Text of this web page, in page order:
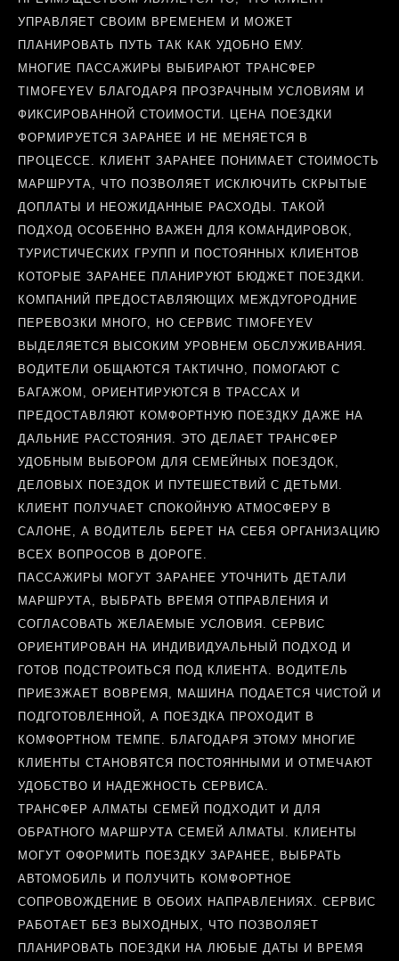
УПРАВЛЯЕТ СВОИМ ВРЕМЕНЕМ И МОЖЕТ
ПЛАНИРОВАТЬ ПУТЬ ТАК КАК УДОБНО ЕМУ.
МНОГИЕ ПАССАЖИРЫ ВЫБИРАЮТ ТРАНСФЕР
TIMOFEYEV БЛАГОДАРЯ ПРОЗРАЧНЫМ УСЛОВИЯМ И
ФИКСИРОВАННОЙ СТОИМОСТИ. ЦЕНА ПОЕЗДКИ
ФОРМИРУЕТСЯ ЗАРАНЕЕ И НЕ МЕНЯЕТСЯ В
ПРОЦЕССЕ. КЛИЕНТ ЗАРАНЕЕ ПОНИМАЕТ СТОИМОСТЬ
МАРШРУТА, ЧТО ПОЗВОЛЯЕТ ИСКЛЮЧИТЬ СКРЫТЫЕ
ДОПЛАТЫ И НЕОЖИДАННЫЕ РАСХОДЫ. ТАКОЙ
ПОДХОД ОСОБЕННО ВАЖЕН ДЛЯ КОМАНДИРОВОК,
ТУРИСТИЧЕСКИХ ГРУПП И ПОСТОЯННЫХ КЛИЕНТОВ
КОТОРЫЕ ЗАРАНЕЕ ПЛАНИРУЮТ БЮДЖЕТ ПОЕЗДКИ.
КОМПАНИЙ ПРЕДОСТАВЛЯЮЩИХ МЕЖДУГОРОДНИЕ
ПЕРЕВОЗКИ МНОГО, НО СЕРВИС TIMOFEYEV
ВЫДЕЛЯЕТСЯ ВЫСОКИМ УРОВНЕМ ОБСЛУЖИВАНИЯ.
ВОДИТЕЛИ ОБЩАЮТСЯ ТАКТИЧНО, ПОМОГАЮТ С
БАГАЖОМ, ОРИЕНТИРУЮТСЯ В ТРАССАХ И
ПРЕДОСТАВЛЯЮТ КОМФОРТНУЮ ПОЕЗДКУ ДАЖЕ НА
ДАЛЬНИЕ РАССТОЯНИЯ. ЭТО ДЕЛАЕТ ТРАНСФЕР
УДОБНЫМ ВЫБОРОМ ДЛЯ СЕМЕЙНЫХ ПОЕЗДОК,
ДЕЛОВЫХ ПОЕЗДОК И ПУТЕШЕСТВИЙ С ДЕТЬМИ.
КЛИЕНТ ПОЛУЧАЕТ СПОКОЙНУЮ АТМОСФЕРУ В
САЛОНЕ, А ВОДИТЕЛЬ БЕРЕТ НА СЕБЯ ОРГАНИЗАЦИЮ
ВСЕХ ВОПРОСОВ В ДОРОГЕ.
ПАССАЖИРЫ МОГУТ ЗАРАНЕЕ УТОЧНИТЬ ДЕТАЛИ
МАРШРУТА, ВЫБРАТЬ ВРЕМЯ ОТПРАВЛЕНИЯ И
СОГЛАСОВАТЬ ЖЕЛАЕМЫЕ УСЛОВИЯ. СЕРВИС
ОРИЕНТИРОВАН НА ИНДИВИДУАЛЬНЫЙ ПОДХОД И
ГОТОВ ПОДСТРОИТЬСЯ ПОД КЛИЕНТА. ВОДИТЕЛЬ
ПРИЕЗЖАЕТ ВОВРЕМЯ, МАШИНА ПОДАЕТСЯ ЧИСТОЙ И
ПОДГОТОВЛЕННОЙ, А ПОЕЗДКА ПРОХОДИТ В
КОМФОРТНОМ ТЕМПЕ. БЛАГОДАРЯ ЭТОМУ МНОГИЕ
КЛИЕНТЫ СТАНОВЯТСЯ ПОСТОЯННЫМИ И ОТМЕЧАЮТ
УДОБСТВО И НАДЕЖНОСТЬ СЕРВИСА.
ТРАНСФЕР АЛМАТЫ СЕМЕЙ ПОДХОДИТ И ДЛЯ
ОБРАТНОГО МАРШРУТА СЕМЕЙ АЛМАТЫ. КЛИЕНТЫ
МОГУТ ОФОРМИТЬ ПОЕЗДКУ ЗАРАНЕЕ, ВЫБРАТЬ
АВТОМОБИЛЬ И ПОЛУЧИТЬ КОМФОРТНОЕ
СОПРОВОЖДЕНИЕ В ОБОИХ НАПРАВЛЕНИЯХ. СЕРВИС
РАБОТАЕТ БЕЗ ВЫХОДНЫХ, ЧТО ПОЗВОЛЯЕТ
ПЛАНИРОВАТЬ ПОЕЗДКИ НА ЛЮБЫЕ ДАТЫ И ВРЕМЯ